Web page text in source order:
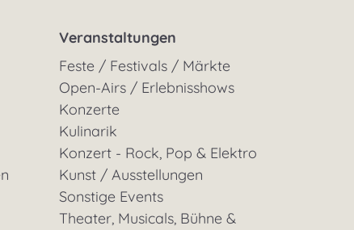
Veranstaltungen
Feste / Festivals / Märkte
Open-Airs / Erlebnisshows
Konzerte
Kulinarik
Konzert - Rock, Pop & Elektro
Kunst / Ausstellungen
Sonstige Events
Theater, Musicals, Bühne &